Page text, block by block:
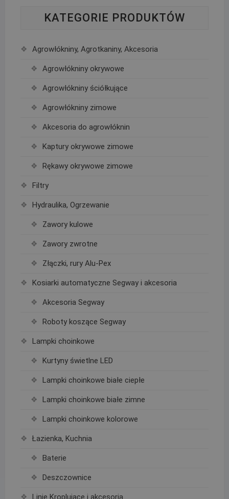
KATEGORIE PRODUKTÓW
Agrowłókniny, Agrotkaniny, Akcesoria
Agrowłókniny okrywowe
Agrowłókniny ściółkujące
Agrowłókniny zimowe
Akcesoria do agrowłóknin
Kaptury okrywowe zimowe
Rękawy okrywowe zimowe
Filtry
Hydraulika, Ogrzewanie
Zawory kulowe
Zawory zwrotne
Złączki, rury Alu-Pex
Kosiarki automatyczne Segway i akcesoria
Akcesoria Segway
Roboty koszące Segway
Lampki choinkowe
Kurtyny świetlne LED
Lampki choinkowe białe ciepłe
Lampki choinkowe białe zimne
Lampki choinkowe kolorowe
Łazienka, Kuchnia
Baterie
Deszczownice
Linie Kroplujące i akcesoria